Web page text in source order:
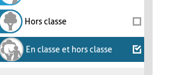
Hors classe
En classe et hors classe